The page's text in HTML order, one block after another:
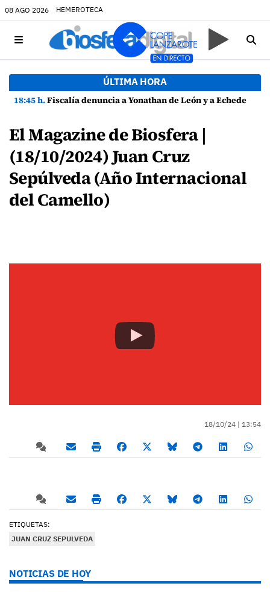
08 AGO 2026 HEMEROTECA
ÚLTIMA HORA
18:45 h.Fiscalía denuncia a Yonathan de León y a Echedey Eugenio por presuntas anomalías en contratos festivos
El Magazine de Biosfera |
(18/10/2024) Juan Cruz
Sepúlveda (Año Internacional
del Camello)
18/10/24 | 13:54
ETIQUETAS:
JUAN CRUZ SEPULVEDA
NOTICIAS DE HOY